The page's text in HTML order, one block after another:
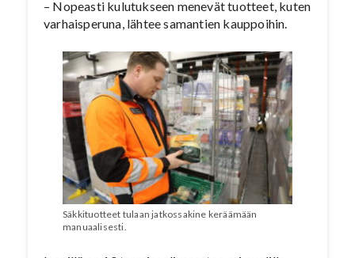
– Nopeasti kulutukseen menevät tuotteet, kuten
varhaisperuna, lähtee samantien kauppoihin.
Säkkituotteet tulaan jatkossakine keräämään
manuaalisesti.